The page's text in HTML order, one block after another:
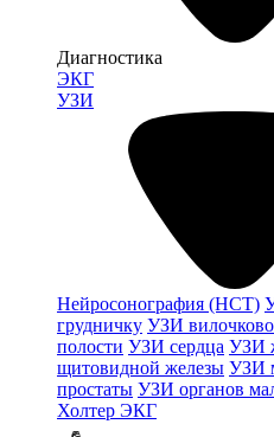
Диагностика
ЭКГ
УЗИ
Нейросонография (НСТ)
грудничку УЗИ
полости УЗИ сердца УЗИ
щитовидной железы УЗИ
простаты УЗИ органов
Холтер ЭКГ